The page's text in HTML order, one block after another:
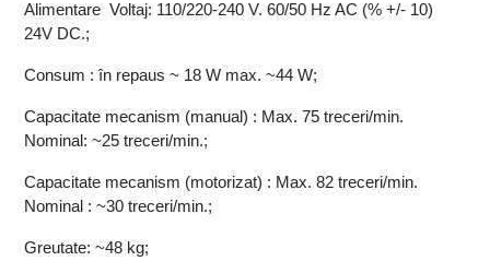
Alimentare  Voltaj: 110/220-240 V. 60/50 Hz AC (% +/- 10)
24V DC.;
Consum : în repaus ~ 18 W max. ~44 W;
Capacitate mecanism (manual) : Max. 75 treceri/min.
Nominal: ~25 treceri/min.;
Capacitate mecanism (motorizat) : Max. 82 treceri/min.
Nominal : ~30 treceri/min.;
Greutate: ~48 kg;